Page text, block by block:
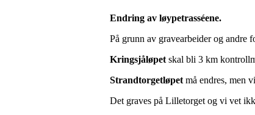
Endring av løypetrasséene.
På grunn av gravearbeider og andre
Kringsjåløpet skal bli 3 km
Strandtorgetløpet må endres, men
Det graves på Lilletorget og vi vet